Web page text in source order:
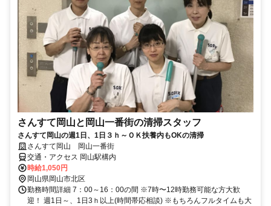
さんすて岡山と岡山一番街の清掃スタッフ
さんすて岡山の週1日、1日３ｈ～ＯＫ扶養内もOKの清掃
さんすて岡山 岡山一番街
交通・アクセス 岡山駅構内
時給1,050円
岡山県岡山市北区
勤務時間詳細 7：00～16：00の間 ※7時〜12時勤務可能な方大歓
迎！ 週1日～、1日3ｈ以上(時間帯応相談) ※もちろんフルタイムも大